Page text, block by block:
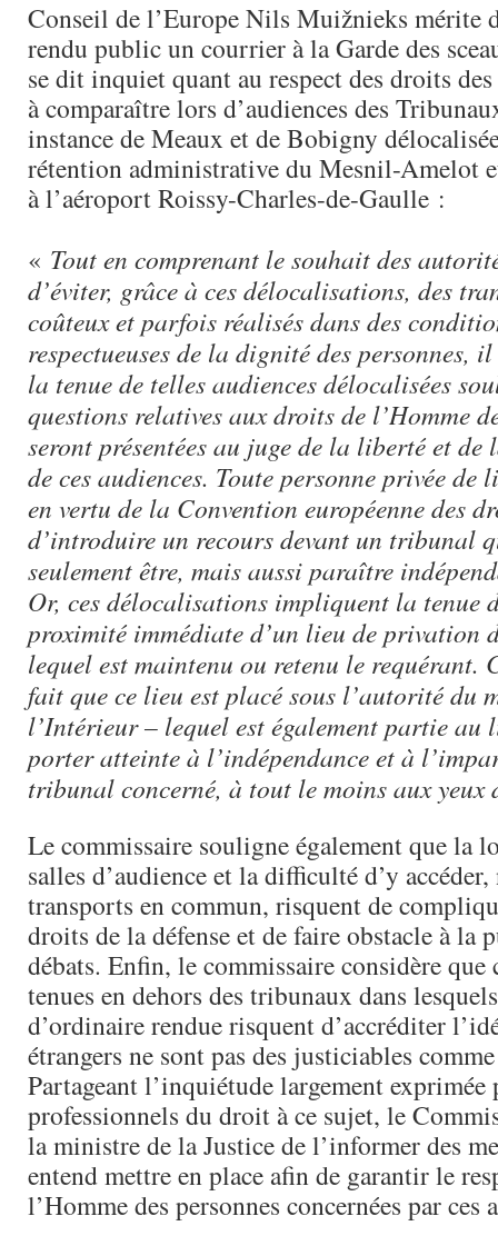
Conseil de l’Europe Nils Muižnieks mérite
rendu public un courrier à la Garde des
se dit inquiet quant au respect des droits
à comparaître lors d’audiences des
instance de Meaux et de Bobigny
rétention administrative du Mesnil-Amelot
à l’aéroport Roissy-Charles-de-Gaulle :
« Tout en comprenant le souhait des
d’éviter, grâce à ces délocalisations, des
coûteux et parfois réalisés dans des
respectueuses de la dignité des personnes,
la tenue de telles audiences délocalisées
questions relatives aux droits de l’Homme
seront présentées au juge de la liberté et
de ces audiences. Toute personne privée
en vertu de la Convention européenne des
d’introduire un recours devant un tribunal
seulement être, mais aussi paraître
Or, ces délocalisations impliquent la tenue
proximité immédiate d’un lieu de privation
lequel est maintenu ou retenu le requérant.
fait que ce lieu est placé sous l’autorité du
l’Intérieur – lequel est également partie au
porter atteinte à l’indépendance et à
tribunal concerné, à tout le moins aux yeux
Le commissaire souligne également que la
salles d’audience et la difficulté d’y
transports en commun, risquent de
droits de la défense et de faire obstacle à la
débats. Enfin, le commissaire considère que
tenues en dehors des tribunaux dans
d’ordinaire rendue risquent d’accréditer
étrangers ne sont pas des justiciables
Partageant l’inquiétude largement exprimée
professionnels du droit à ce sujet, le
la ministre de la Justice de l’informer des
entend mettre en place afin de garantir le
l’Homme des personnes concernées par ces